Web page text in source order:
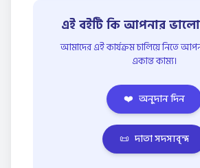
এই বইটি কি আপনার ভালো
আমাদের এই কার্যক্রম চালিয়ে নিতে
একান্ত কাম্য।
❤️ অনুদান দিন
📜 দাতা সদস্যবৃন্দ